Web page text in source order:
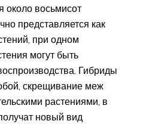
около восьмисот
представляется как
при одном
могут быть
Гибриды
скрещивание меж
растениями, в
новый вид